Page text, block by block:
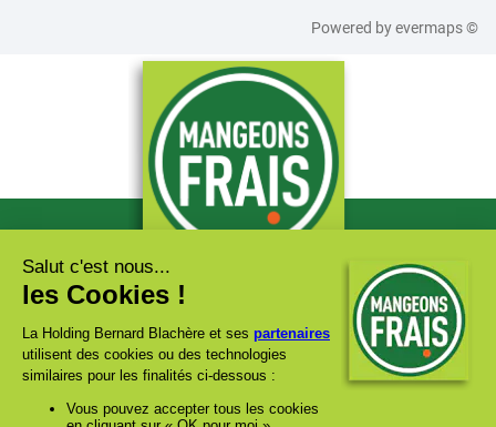
Powered byevermaps ©
Le bon prix c'est ICI !
www.groupe-blachere.com